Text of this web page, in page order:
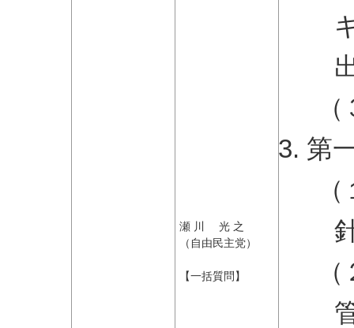
瀬 川 光 之
（自由民主党）
【一括質問】
第